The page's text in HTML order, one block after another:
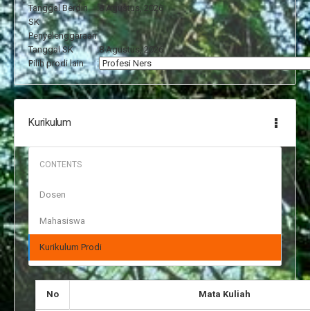
Tanggal Berdiri
:8 Agustus, 2026
SK
Penyelenggaraan
:
Tanggal SK
:8 Agustus, 2026
Pilih prodi lain
:
Kurikulum
Dosen
Mahasiswa
Kurikulum Prodi
No Mata Kuliah